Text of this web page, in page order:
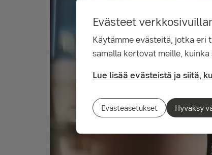
Evästeet
Käytämme evästeitä, jotka eri
samalla kertovat meille,
Lue lisää evästeistä ja siitä,
Evästeasetukset Hyväksy